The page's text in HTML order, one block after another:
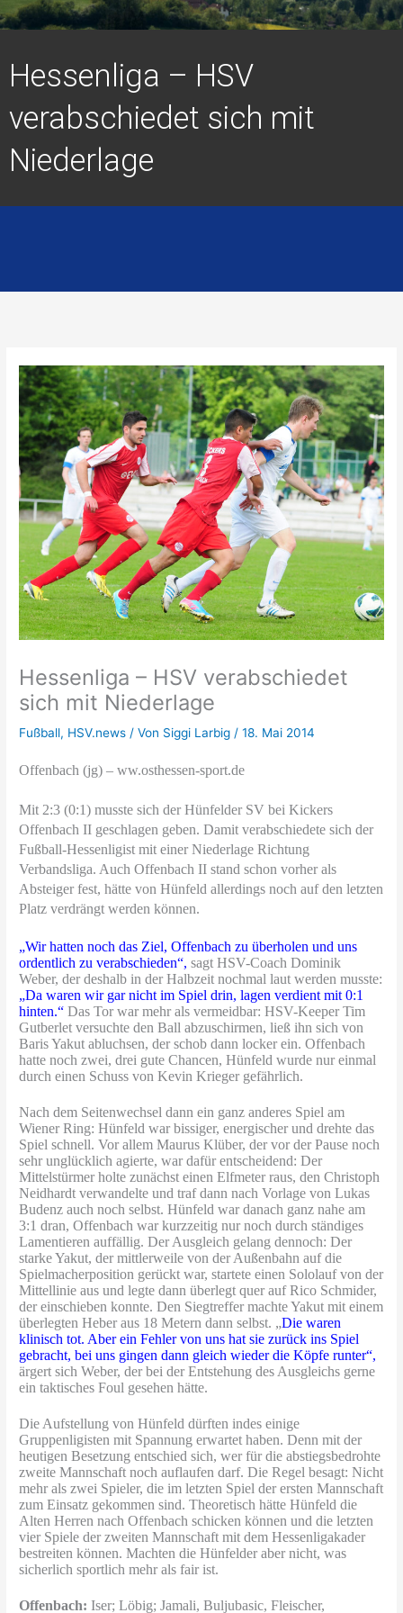
Hessenliga – HSV
verabschiedet sich mit
Niederlage
Hessenliga – HSV verabschiedet
sich mit Niederlage
Fußball, HSV.news / Von Siggi Larbig /18. Mai 2014
Offenbach (jg) – ww.osthessen-sport.de
Mit 2:3 (0:1) musste sich der Hünfelder SV bei Kickers
Offenbach II geschlagen geben. Damit verabschiedete sich der
Fußball-Hessenligist mit einer Niederlage Richtung
Verbandsliga. Auch Offenbach II stand schon vorher als
Absteiger fest, hätte von Hünfeld allerdings noch auf den letzten
Platz verdrängt werden können.
„Wir hatten noch das Ziel, Offenbach zu überholen und uns
ordentlich zu verabschieden“,sagt HSV-Coach Dominik
Weber, der deshalb in der Halbzeit nochmal laut werden musste:
„Da waren wir gar nicht im Spiel drin, lagen verdient mit 0:1
hinten.“Das Tor war mehr als vermeidbar: HSV-Keeper Tim
Gutberlet versuchte den Ball abzuschirmen, ließ ihn sich von
Baris Yakut abluchsen, der schob dann locker ein. Offenbach
hatte noch zwei, drei gute Chancen, Hünfeld wurde nur einmal
durch einen Schuss von Kevin Krieger gefährlich.
Nach dem Seitenwechsel dann ein ganz anderes Spiel am
Wiener Ring: Hünfeld war bissiger, energischer und drehte das
Spiel schnell. Vor allem Maurus Klüber, der vor der Pause noch
sehr unglücklich agierte, war dafür entscheidend: Der
Mittelstürmer holte zunächst einen Elfmeter raus, den Christoph
Neidhardt verwandelte und traf dann nach Vorlage von Lukas
Budenz auch noch selbst. Hünfeld war danach ganz nahe am
3:1 dran, Offenbach war kurzzeitig nur noch durch ständiges
Lamentieren auffällig. Der Ausgleich gelang dennoch: Der
starke Yakut, der mittlerweile von der Außenbahn auf die
Spielmacherposition gerückt war, startete einen Sololauf von der
Mittellinie aus und legte dann überlegt quer auf Rico Schmider,
der einschieben konnte. Den Siegtreffer machte Yakut mit einem
überlegten Heber aus 18 Metern dann selbst. „Die waren
klinisch tot. Aber ein Fehler von uns hat sie zurück ins Spiel
gebracht, bei uns gingen dann gleich wieder die Köpfe runter“,
ärgert sich Weber, der bei der Entstehung des Ausgleichs gerne
ein taktisches Foul gesehen hätte.
Die Aufstellung von Hünfeld dürften indes einige
Gruppenligisten mit Spannung erwartet haben. Denn mit der
heutigen Besetzung entschied sich, wer für die abstiegsbedrohte
zweite Mannschaft noch auflaufen darf. Die Regel besagt: Nicht
mehr als zwei Spieler, die im letzten Spiel der ersten Mannschaft
zum Einsatz gekommen sind. Theoretisch hätte Hünfeld die
Alten Herren nach Offenbach schicken können und die letzten
vier Spiele der zweiten Mannschaft mit dem Hessenligakader
bestreiten können. Machten die Hünfelder aber nicht, was
sicherlich sportlich mehr als fair ist.
Offenbach: Iser; Löbig; Jamali, Buljubasic, Fleischer,